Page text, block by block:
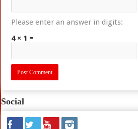
Please enter an answer in digits:
4 × 1 =
Social